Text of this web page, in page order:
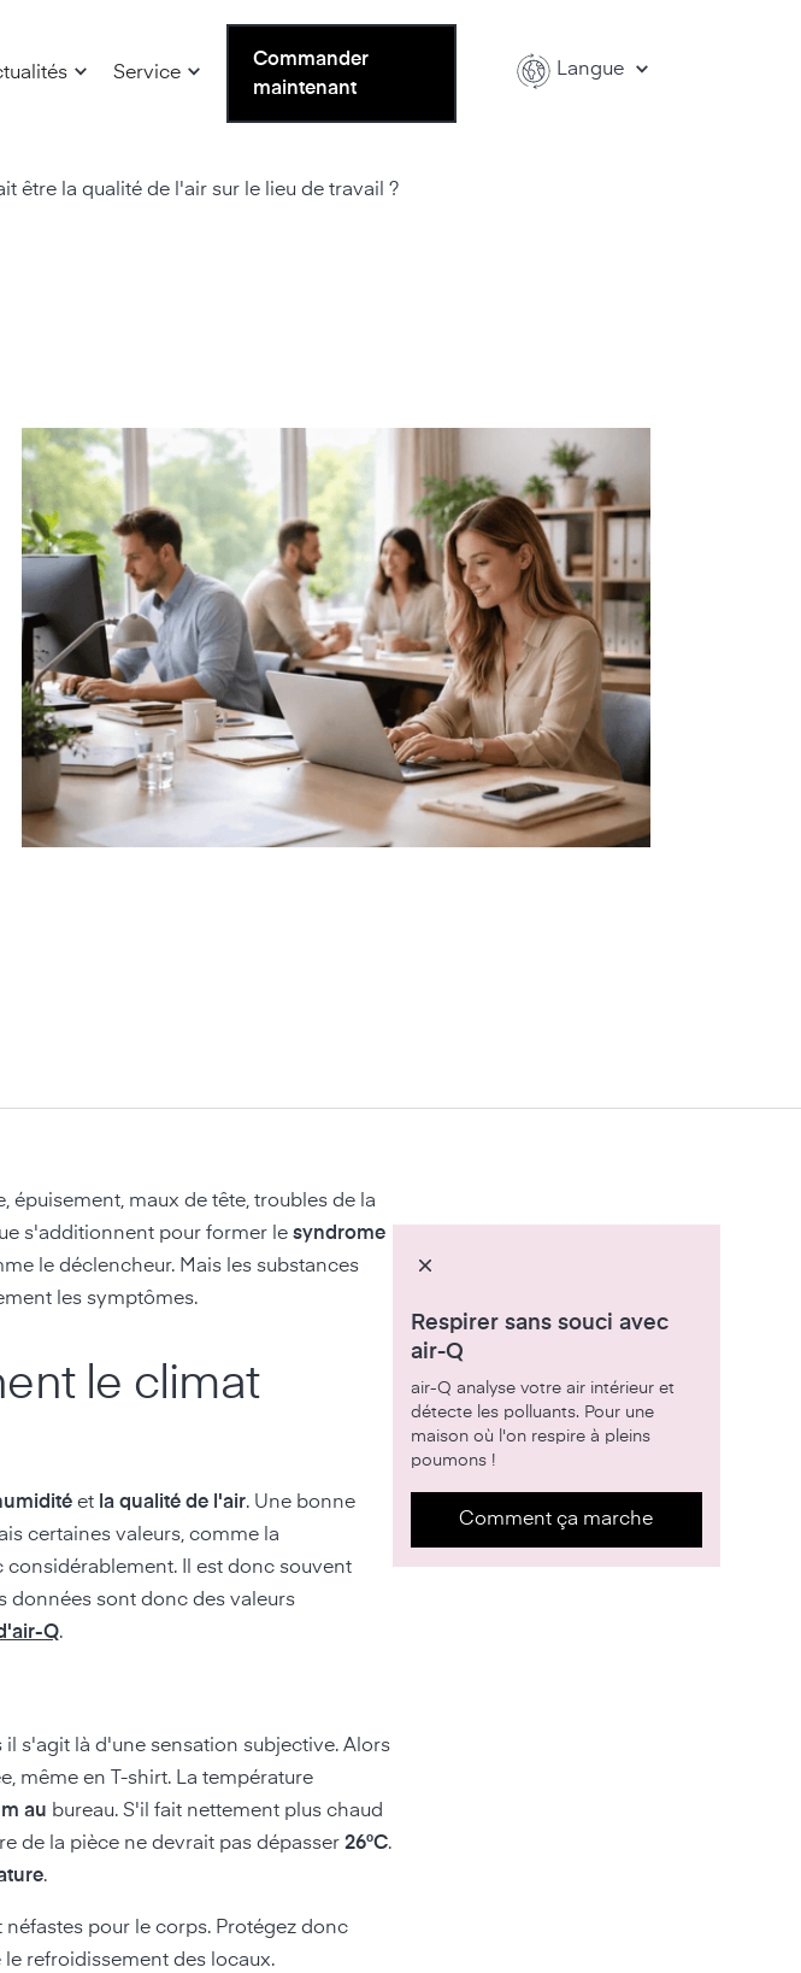
Service
Commander
maintenant
Langue
être la qualité de l'air sur le lieu de travail ?
épuisement, maux de tête, troubles de la
s'additionnent pour former lesyndrome
le déclencheur. Mais les substances
les symptômes.
le climat
et la qualité de l'air. Une bonne
certaines valeurs, comme la
Il est donc souvent
données sont donc des valeurs
Q.
s'agit là d'une sensation subjective. Alors
même en T-shirt. La température
au bureau. S'il fait nettement plus chaud
de la pièce ne devrait pas dépasser26°C.
.
pour le corps. Protégez donc
refroidissement des locaux.
Respirer sans souci avec
air-Q
air-Q analyse votre air intérieur et
détecte les polluants. Pour une
maison où l'on respire à pleins
poumons !
Comment ça marche